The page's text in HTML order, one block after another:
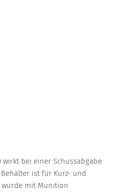
wirkt bei einer Schussabgabe
ist für Kurz- und
wurde mit Munition